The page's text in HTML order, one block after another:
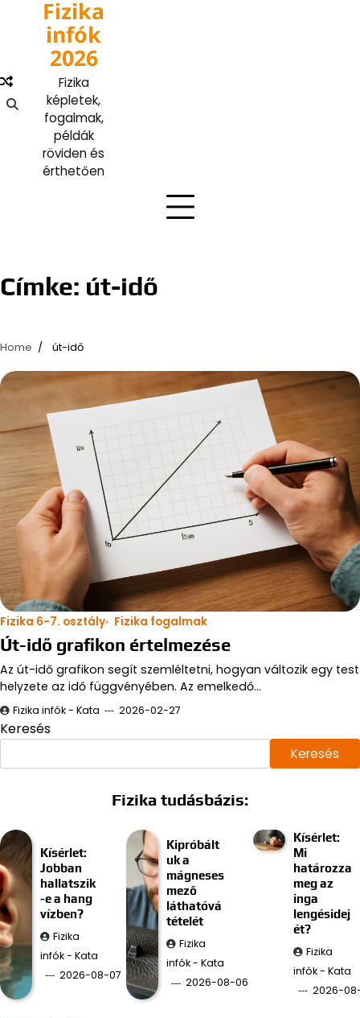
content
Fizika
infók
2026
Fizika
képletek,
fogalmak,
példák
röviden és
érthetően
Címke: út-idő
Home út-idő
Fizika 6-7. osztály Fizika fogalmak
Út-idő grafikon értelmezése
Az út-idő grafikon segít szemléltetni, hogyan változik egy test
helyzete az idő függvényében. Az emelkedő…
Fizika infók - Kata 2026-02-27
Keresés
Keresés
Fizika tudásbázis:
Kísérlet:
Jobban
hallatszik
-e a hang
vízben?
Fizika
infók - Kata
2026-08-07
Kipróbált
uk a
mágneses
mező
láthatóvá
tételét
Fizika
infók - Kata
2026-08-06
Kísérlet:
Mi
határozza
meg az
inga
lengésidej
ét?
Fizika
infók - Kata
2026-